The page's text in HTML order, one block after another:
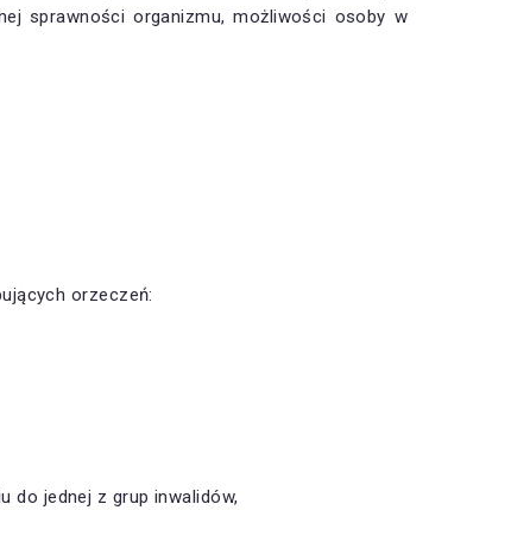
sprawności organizmu, możliwości osoby w
orzeczeń:
do jednej z grup inwalidów,